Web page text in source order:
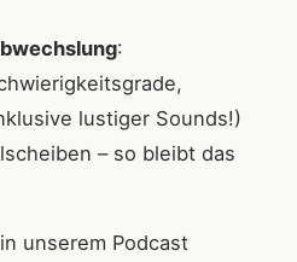
:
lustiger Sounds!)
– so bleibt das
unserem Podcast